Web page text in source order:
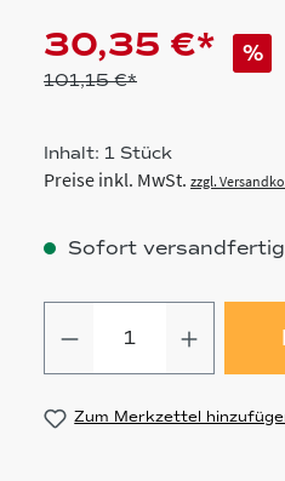
30,35 €*
101,15 €*
%
Inhalt: 1 Stück
Preise inkl. MwSt. zzgl.
Sofort
Produkt
Zum Merkzettel